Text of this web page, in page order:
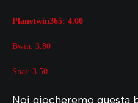
Planetwin365: 4.00
Bwin: 3.80
Snai: 3.50
Noi giocheremo questa